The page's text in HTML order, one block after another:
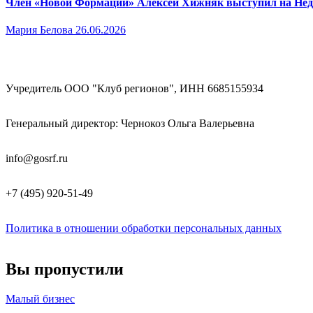
Мария Белова 26.06.2026
Учредитель ООО "Клуб регионов", ИНН 6685155934
Генеральный директор: Чернокоз Ольга Валерьевна
info@gosrf.ru
+7 (495) 920-51-49
Политика в отношении обработки персональных данных
Вы пропустили
Малый бизнес